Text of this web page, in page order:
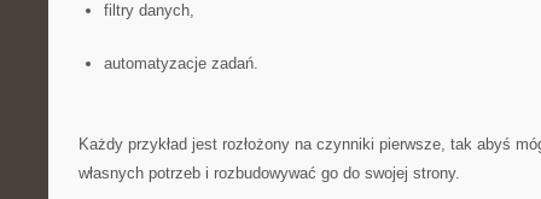
filtry danych,
automatyzacje zadań.
Każdy przykład jest rozłożony na czynniki pierwsze, tak abyś
własnych potrzeb i rozbudowywać go do swojej strony.